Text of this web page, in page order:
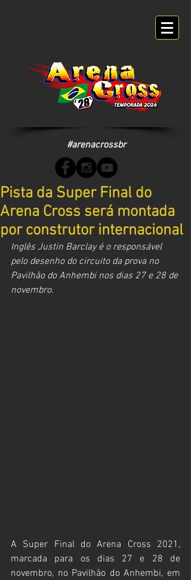
#arenacrossbr
Pista da Super Final do
Arena Cross será montada
por construtor internacional
Inglês Justin Barclay é o responsável
pelo desenho do circuito da prova no
Pavilhão do Anhembi nos dias 27 e 28 de
novembro.
A Super Final do Arena Cross 2021,
marcada para os dias 27 e 28 de
novembro, no Pavilhão do Anhembi, em